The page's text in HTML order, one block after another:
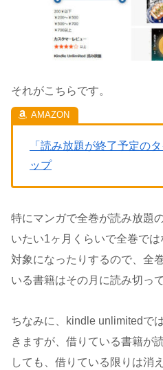
それがこちらです。
「読み放題が終了予定の
ップ
特にマンガで全巻が読み放題
いたい1ヶ月くらいで全巻で
対象になったりするので、全
いる書籍はその月に読み切っ
ちなみに、kindle unlimitedで
きますが、借りている書籍が
しても、借りている限りは消